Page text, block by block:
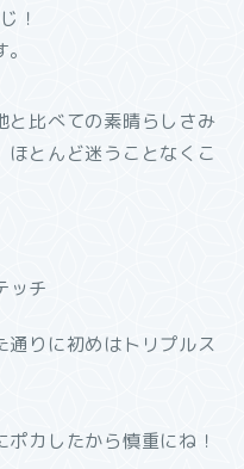
！
と比べての素晴らしさみ
とんど迷うことなくこ
通りに初めはトリプルス
カしたから慎重にね！